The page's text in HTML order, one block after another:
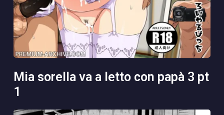
mia sorella va a letto con papà 3 pt
1